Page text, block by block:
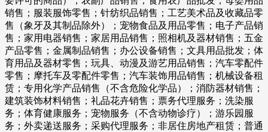
销售；服装服饰零售；针纺织品销售；工艺美术品及收藏品零
售（象牙及其制品除外）；宠物食品及用品零售；电子产品销
售；家用电器销售；家居用品销售；照相机及器材销售；五金
产品零售；金属制品销售；办公设备销售；文具用品批发；体
育用品及器材零售；玩具、动漫及游艺用品销售；汽车零配件
零售；摩托车及零配件零售；汽车装饰用品销售；机械设备租
赁；专用化学产品销售（不含危险化学品）；消防器材销售；
建筑装饰材料销售；礼品花卉销售；票务代理服务；洗染服
务；体育健康服务；宠物服务（不含动物诊疗）；游乐园服
务；外卖递送服务；采购代理服务；非居住房地产租赁；普通